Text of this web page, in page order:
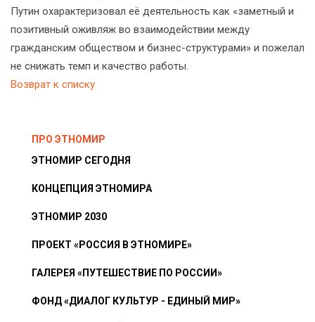
Путин охарактеризовал её деятельность как «заметный и
позитивный оживляж во взаимодействии между
гражданским обществом и бизнес-структурами» и пожелал
не снижать темп и качество работы.
Возврат к списку
ПРО ЭТНОМИР
ЭТНОМИР СЕГОДНЯ
КОНЦЕПЦИЯ ЭТНОМИРА
ЭТНОМИР 2030
ПРОЕКТ «РОССИЯ В ЭТНОМИРЕ»
ГАЛЕРЕЯ «ПУТЕШЕСТВИЕ ПО РОССИИ»
ФОНД «ДИАЛОГ КУЛЬТУР - ЕДИНЫЙ МИР»